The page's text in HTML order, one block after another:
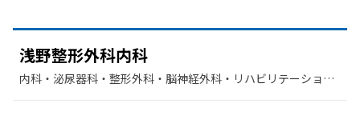
浅野整形外科内科
内科・​泌尿器科・​整形外科・​脳神経外科・​リハビリテーショ